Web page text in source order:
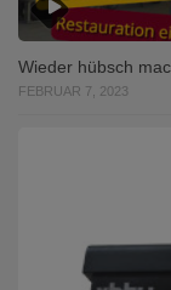
Wieder hübsch
FEBRUAR 7, 2023